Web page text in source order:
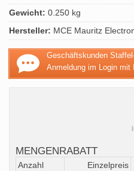
Gewicht: 0.250 kg
Hersteller: MCE Mauritz
Geschäftskunden
Anmeldung im Login mit
MENGENRABATT
Anzahl Einzelpreis